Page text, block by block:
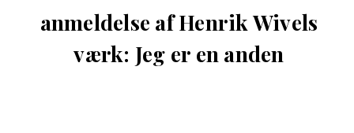
anmeldelse af Henrik Wivels
værk: Jeg er en anden